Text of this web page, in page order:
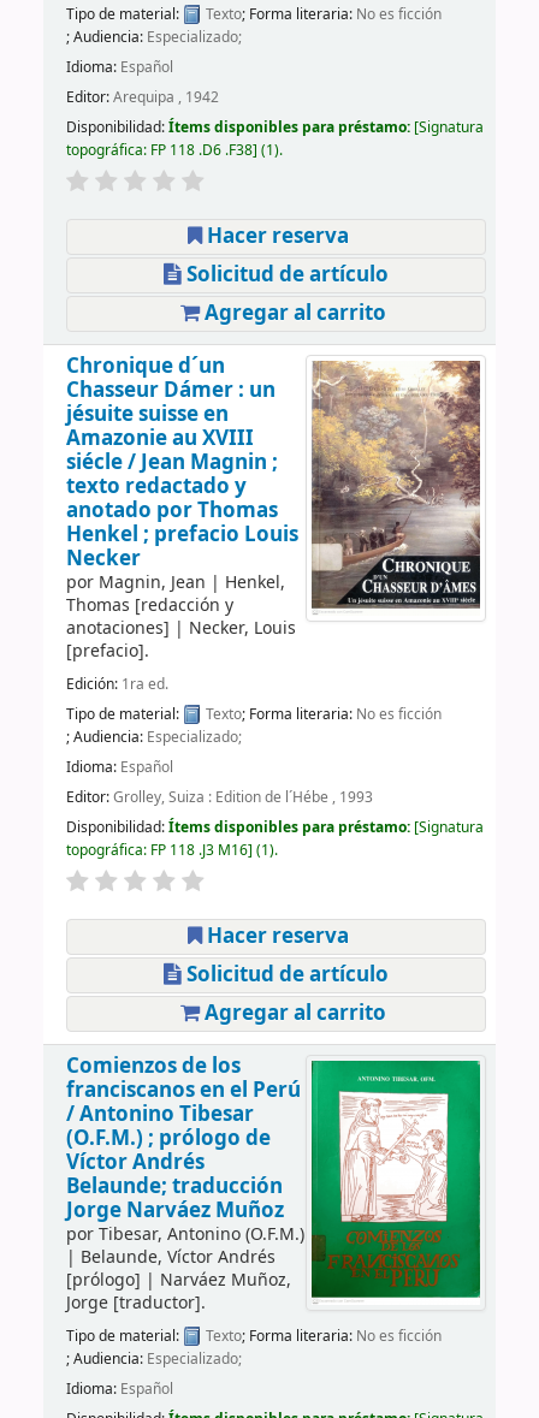
Tipo de material:
Texto; Forma literaria: No es ficción
; Audiencia: Especializado;
Idioma: Español
Editor:Arequipa , 1942
Disponibilidad:Ítems disponibles para préstamo: Signatura
topográfica: FP 118 .D6 .F38 (1).
Hacer reserva
Solicitud de artículo
Agregar al carrito
Chronique d´un
Chasseur Dámer : un
jésuite suisse en
Amazonie au XVIII
siécle /Jean Magnin ;
texto redactado y
anotado por Thomas
Henkel ; prefacio Louis
Necker
por Magnin, Jean | Henkel,
Thomas [redacción y
anotaciones] | Necker, Louis
[prefacio].
Edición: 1ra ed.
Tipo de material:
Texto; Forma literaria: No es ficción
; Audiencia: Especializado;
Idioma: Español
Editor:Grolley, Suiza : Edition de l´Hébe , 1993
Disponibilidad:Ítems disponibles para préstamo: Signatura
topográfica: FP 118 .J3 M16 (1).
Hacer reserva
Solicitud de artículo
Agregar al carrito
Comienzos de los
franciscanos en el Perú
/Antonino Tibesar
(O.F.M.) ; prólogo de
Víctor Andrés
Belaunde; traducción
Jorge Narváez Muñoz
porTibesar, Antonino (O.F.M.)
| Belaunde, Víctor Andrés
[prólogo] | Narváez Muñoz,
Jorge[traductor].
Tipo de material: Texto; Forma literaria: No es ficción
; Audiencia: Especializado;
Idioma: Español